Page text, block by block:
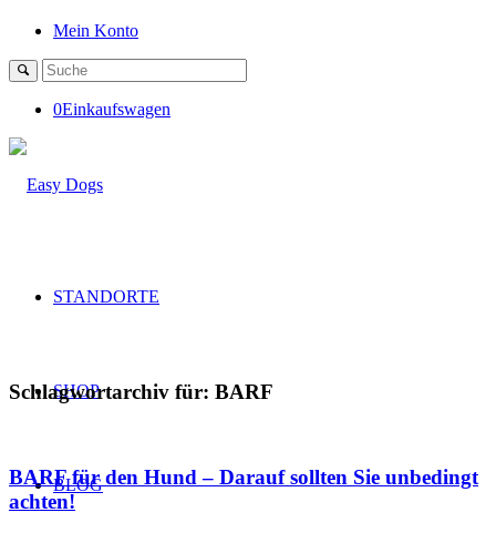
Mein Konto
0Einkaufswagen
STANDORTE
SHOP
BLOG
Schlagwortarchiv für: BARF
BARF für den Hund – Darauf sollten Sie unbedingt
achten!